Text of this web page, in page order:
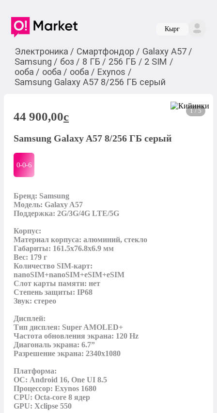
Кырг
Электроника / Смартфондор / Galaxy A57 /
Samsung / боз / 8 ГБ / 256 ГБ / 2 SIM /
ооба / ооба / ооба / Exynos /
Samsung Galaxy A57 8/256 ГБ серый
1 / 5
44 900,00c
Samsung Galaxy A57 8/256 ГБ серый
0-0-6
Бренд: Samsung
Модель: Galaxy A57
Поддержка: 2G/3G/4G LTE/5G
Корпус:
Материал корпуса: алюминий, стекло
Габариты: 161.5x76.8x6.9 мм
Вес: 179 г
Количество SIM-карт:
nanoSIM+nanoSIM+eSIM+eSIM
Слот карты памяти: нет
Степень защиты: IP68
Звук: стерео
Дисплей:
Тип дисплея: Super AMOLED+
Частота обновления экрана: 120 Hz
Диагональ экрана: 6.7”
Разрешение экрана: 2340х1080
Платформа:
ОС: Android 16, One UI 8.5
Процессор: Exynos 1680
CPU: Octa-core 8 ядер
GPU: Xclipse 550